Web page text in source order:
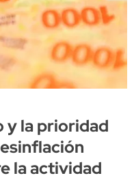
y la prioridad
la actividad